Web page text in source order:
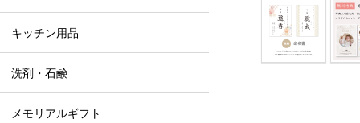
キッチン用品
洗剤・石鹸
メモリアルギフト